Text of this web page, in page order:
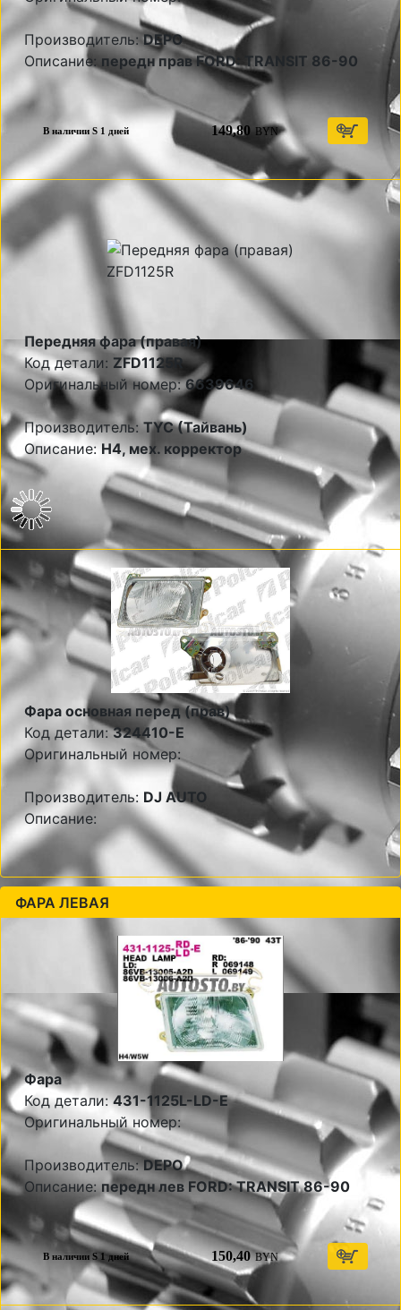
Производитель:DEPO
Описание: передн прав FORD: TRANSIT 86-90
В наличии S 1 дней 149,80 BYN
Передняя фара (правая)
Код детали: ZFD1125R
Оригинальный номер:6639646
Производитель:TYC (Тайвань)
Описание:Н4, мех. корректор
Фара основная перед (прав)
Код детали:324410-E
Оригинальный номер:
Производитель: DJ AUTO
Описание:
ФАРА ЛЕВАЯ
Фара
Код детали:431-1125L-LD-E
Оригинальный номер:
Производитель:DEPO
Описание:передн лев FORD: TRANSIT 86-90
В наличии S 1 дней 150,40 BYN